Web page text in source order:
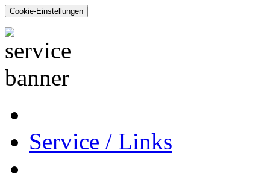
Cookie-Einstellungen
Service / Links